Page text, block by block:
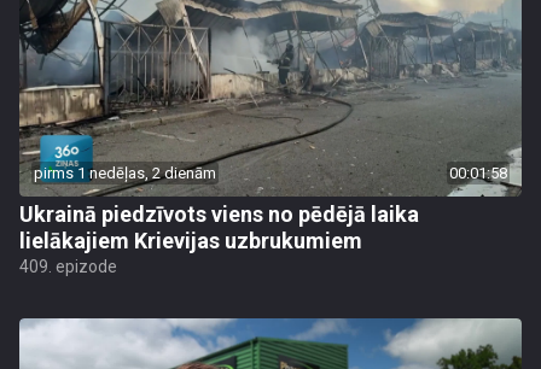
pirms 1 nedēļas, 2 dienām 00:01:58
Ukrainā piedzīvots viens no pēdējā laika
lielākajiem Krievijas uzbrukumiem
409. epizode